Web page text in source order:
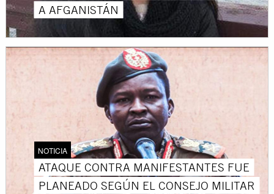
A AFGANISTÁN
NOTICIA
ATAQUE CONTRA MANIFESTANTES FUE
PLANEADO SEGÚN EL CONSEJO MILITAR